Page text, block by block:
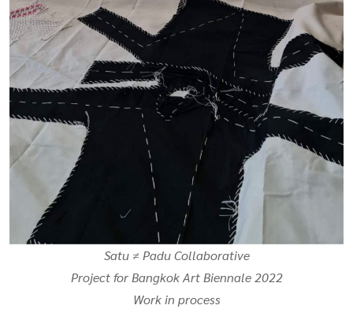
Satu ≠ Padu Collaborative
Project for Bangkok Art Biennale 2022
Work in process